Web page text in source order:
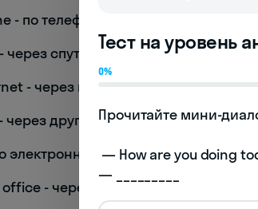
- по телефону
через спутник
- через интернет
друга
электронной почте
- через почтовое отделение
Тест на уровень
0%
Прочитайте мини-
— _________